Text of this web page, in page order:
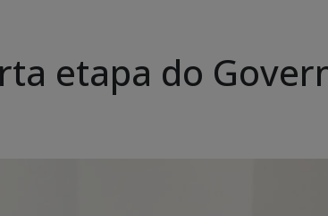
etapa do